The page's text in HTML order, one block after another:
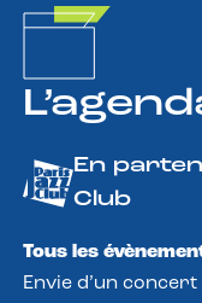
En
Club
Tous les
Envie d’un